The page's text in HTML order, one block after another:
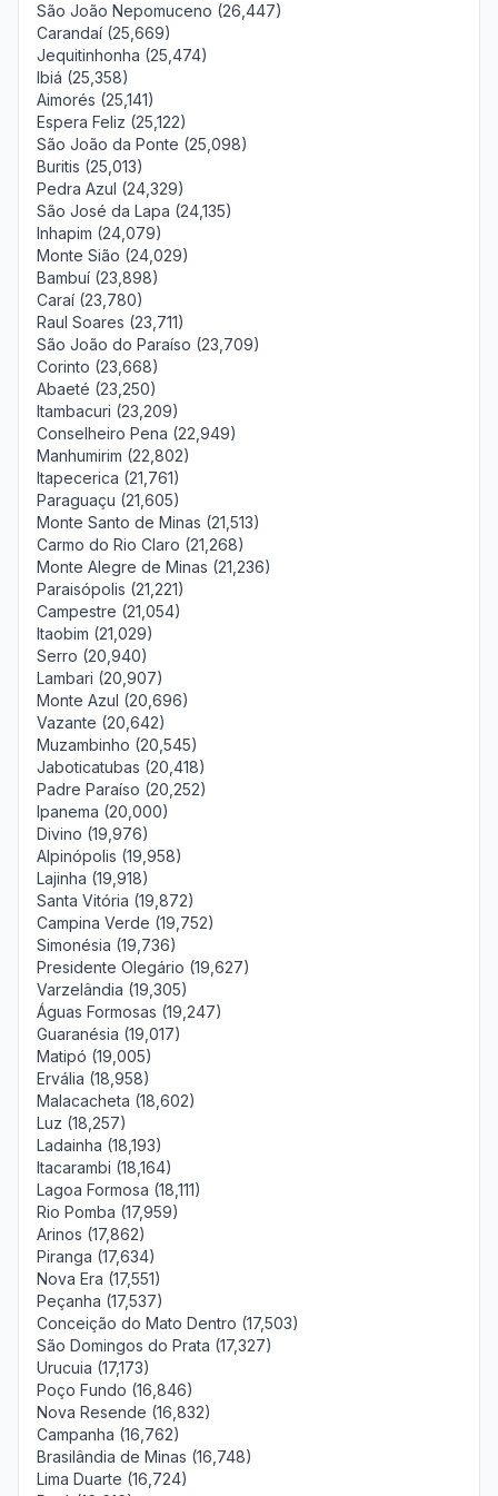
São João Nepomuceno (26,447)
Carandaí (25,669)
Jequitinhonha (25,474)
Ibiá (25,358)
Aimorés (25,141)
Espera Feliz (25,122)
São João da Ponte (25,098)
Buritis (25,013)
Pedra Azul (24,329)
São José da Lapa (24,135)
Inhapim (24,079)
Monte Sião (24,029)
Bambuí (23,898)
Caraí (23,780)
Raul Soares (23,711)
São João do Paraíso (23,709)
Corinto (23,668)
Abaeté (23,250)
Itambacuri (23,209)
Conselheiro Pena (22,949)
Manhumirim (22,802)
Itapecerica (21,761)
Paraguaçu (21,605)
Monte Santo de Minas (21,513)
Carmo do Rio Claro (21,268)
Monte Alegre de Minas (21,236)
Paraisópolis (21,221)
Campestre (21,054)
Itaobim (21,029)
Serro (20,940)
Lambari (20,907)
Monte Azul (20,696)
Vazante (20,642)
Muzambinho (20,545)
Jaboticatubas (20,418)
Padre Paraíso (20,252)
Ipanema (20,000)
Divino (19,976)
Alpinópolis (19,958)
Lajinha (19,918)
Santa Vitória (19,872)
Campina Verde (19,752)
Simonésia (19,736)
Presidente Olegário (19,627)
Varzelândia (19,305)
Águas Formosas (19,247)
Guaranésia (19,017)
Matipó (19,005)
Ervália (18,958)
Malacacheta (18,602)
Luz (18,257)
Ladainha (18,193)
Itacarambi (18,164)
Lagoa Formosa (18,111)
Rio Pomba (17,959)
Arinos (17,862)
Piranga (17,634)
Nova Era (17,551)
Peçanha (17,537)
Conceição do Mato Dentro (17,503)
São Domingos do Prata (17,327)
Urucuia (17,173)
Poço Fundo (16,846)
Nova Resende (16,832)
Campanha (16,762)
Brasilândia de Minas (16,748)
Lima Duarte (16,724)